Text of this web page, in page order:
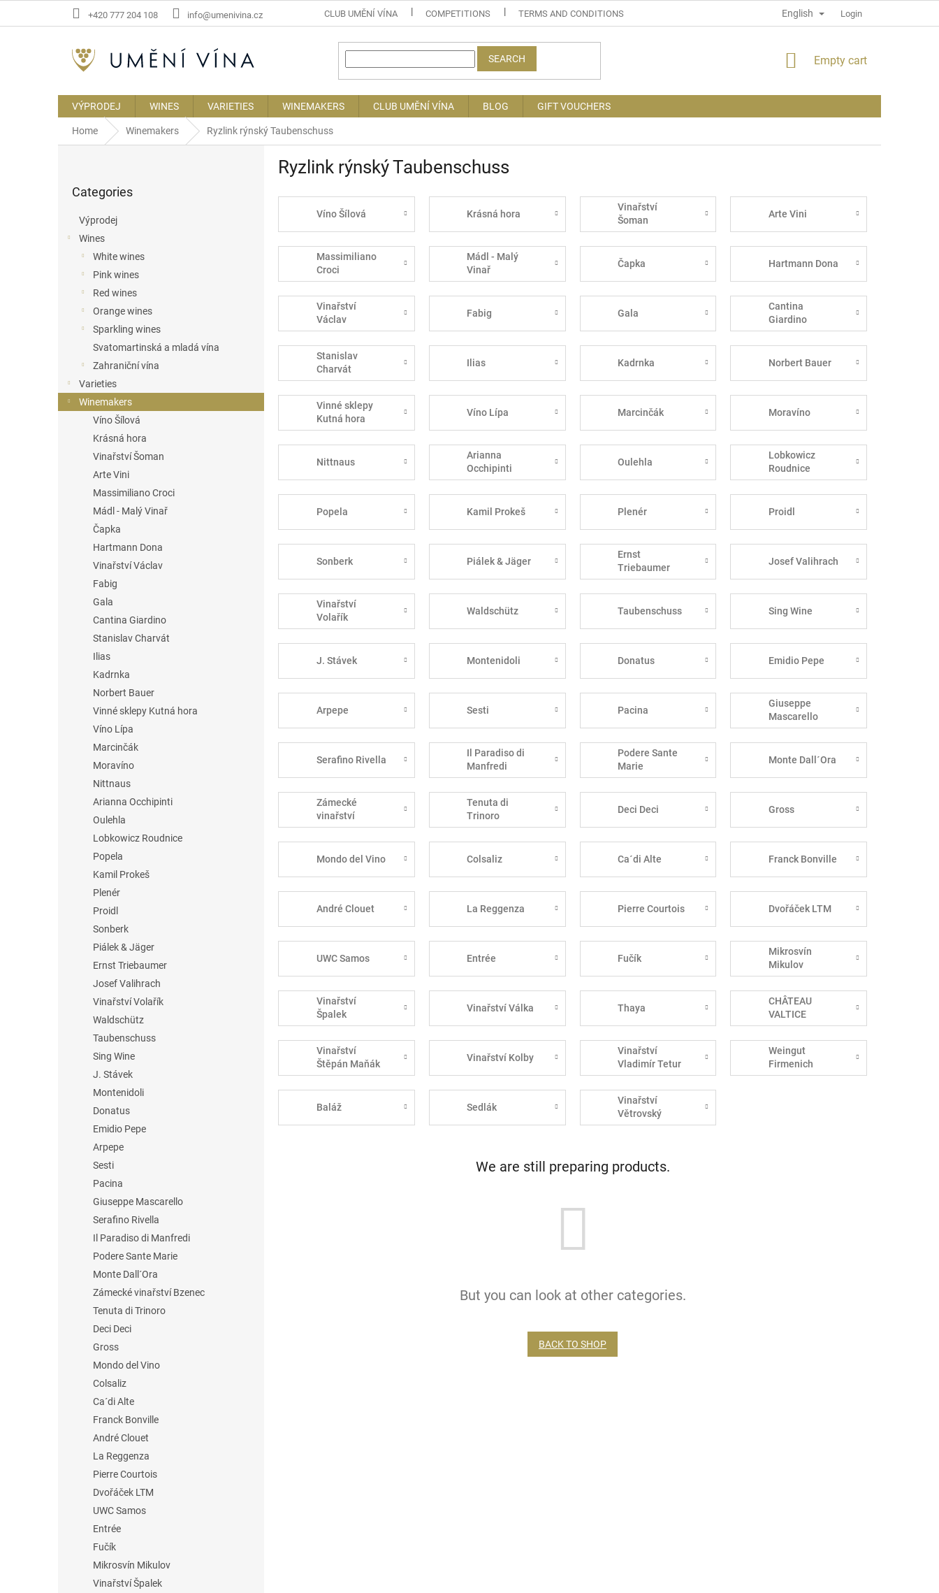
+420 777 204 108 info@umenivina.cz CLUB UMĚNÍ VÍNA COMPETITIONS TERMS AND CONDITIONS INFORMATION ABOUT THE SITE
English Login
SEARCH
SHOPPING
Empty cart
VÝPRODEJ WINES VARIETIES WINEMAKERS CLUB UMĚNÍ VÍNA BLOG GIFT VOUCHERS
Home Winemakers Ryzlink rýnský Taubenschuss
categories
Categories
Výprodej
Wines
White wines
Pink wines
Red wines
Orange wines
Sparkling wines
Svatomartinská a mladá vína
Zahraniční vína
Varieties
Winemakers
Víno Šílová
Krásná hora
Vinařství Šoman
Arte Vini
Massimiliano Croci
Mádl - Malý Vinař
Čapka
Hartmann Dona
Vinařství Václav
Fabig
Gala
Cantina Giardino
Stanislav Charvát
Ilias
Kadrnka
Norbert Bauer
Vinné sklepy Kutná hora
Víno Lípa
Marcinčák
Moravíno
Nittnaus
Arianna Occhipinti
Oulehla
Lobkowicz Roudnice
Popela
Kamil Prokeš
Plenér
Proidl
Sonberk
Piálek & Jäger
Ernst Triebaumer
Josef Valihrach
Vinařství Volařík
Waldschütz
Taubenschuss
Sing Wine
J. Stávek
Montenidoli
Donatus
Emidio Pepe
Arpepe
Sesti
Pacina
Giuseppe Mascarello
Serafino Rivella
Il Paradiso di Manfredi
Podere Sante Marie
Monte Dall´Ora
Zámecké vinařství Bzenec
Tenuta di Trinoro
Deci Deci
Gross
Mondo del Vino
Colsaliz
Ca´di Alte
Franck Bonville
André Clouet
La Reggenza
Pierre Courtois
Dvořáček LTM
UWC Samos
Entrée
Fučík
Mikrosvín Mikulov
Vinařství Špalek
Ryzlink rýnský Taubenschuss
Víno Šílová Krásná hora
Vinařství
Šoman
Arte Vini
Massimiliano
Croci
Mádl - Malý
Vinař
Čapka Hartmann Dona
Vinařství
Václav
Fabig Gala
Cantina
Giardino
Stanislav
Charvát
Ilias Kadrnka Norbert Bauer
Vinné sklepy
Kutná hora
Víno Lípa Marcinčák Moravíno
Nittnaus
Arianna
Occhipinti
Oulehla
Lobkowicz
Roudnice
Popela Kamil Prokeš Plenér Proidl
Sonberk Piálek & Jäger
Ernst
Triebaumer
Josef Valihrach
Vinařství
Volařík
Waldschütz Taubenschuss Sing Wine
J. Stávek Montenidoli Donatus Emidio Pepe
Arpepe Sesti Pacina
Giuseppe
Mascarello
Serafino Rivella
Il Paradiso di
Manfredi
Podere Sante
Marie
Monte Dall´Ora
Zámecké
vinařství
Bzenec
Tenuta di
Trinoro
Deci Deci Gross
Mondo del Vino Colsaliz Ca´di Alte Franck Bonville
André Clouet La Reggenza Pierre Courtois Dvořáček LTM
UWC Samos Entrée Fučík
Mikrosvín
Mikulov
Vinařství
Špalek
Vinařství Válka Thaya
CHÂTEAU
VALTICE
Vinařství
Štěpán Maňák
Vinařství Kolby
Vinařství
Vladimír Tetur
Weingut
Firmenich
Baláž Sedlák
Vinařství
Větrovský
We are still preparing products.
But you can look at other categories.
BACK TO SHOP